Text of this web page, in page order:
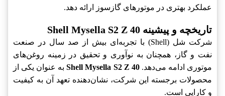
عملکرد بهتری در موتورهای گازسوز ارائه دهد.
تاریخچه و پیشینه Shell Mysella S2 Z 40
شرکت شل (Shell) با تجربه‌ای بیش از صد سال در صنعت
نفت و گاز، همچنان به نوآوری و تحقیق در زمینه روغن‌های
موتوری ادامه می‌دهد.Shell Mysella S2 Z 40به عنوان یکی از
محصولات برجسته این شرکت، نشان‌دهنده تعهد آن به کیفیت
و کارایی است.